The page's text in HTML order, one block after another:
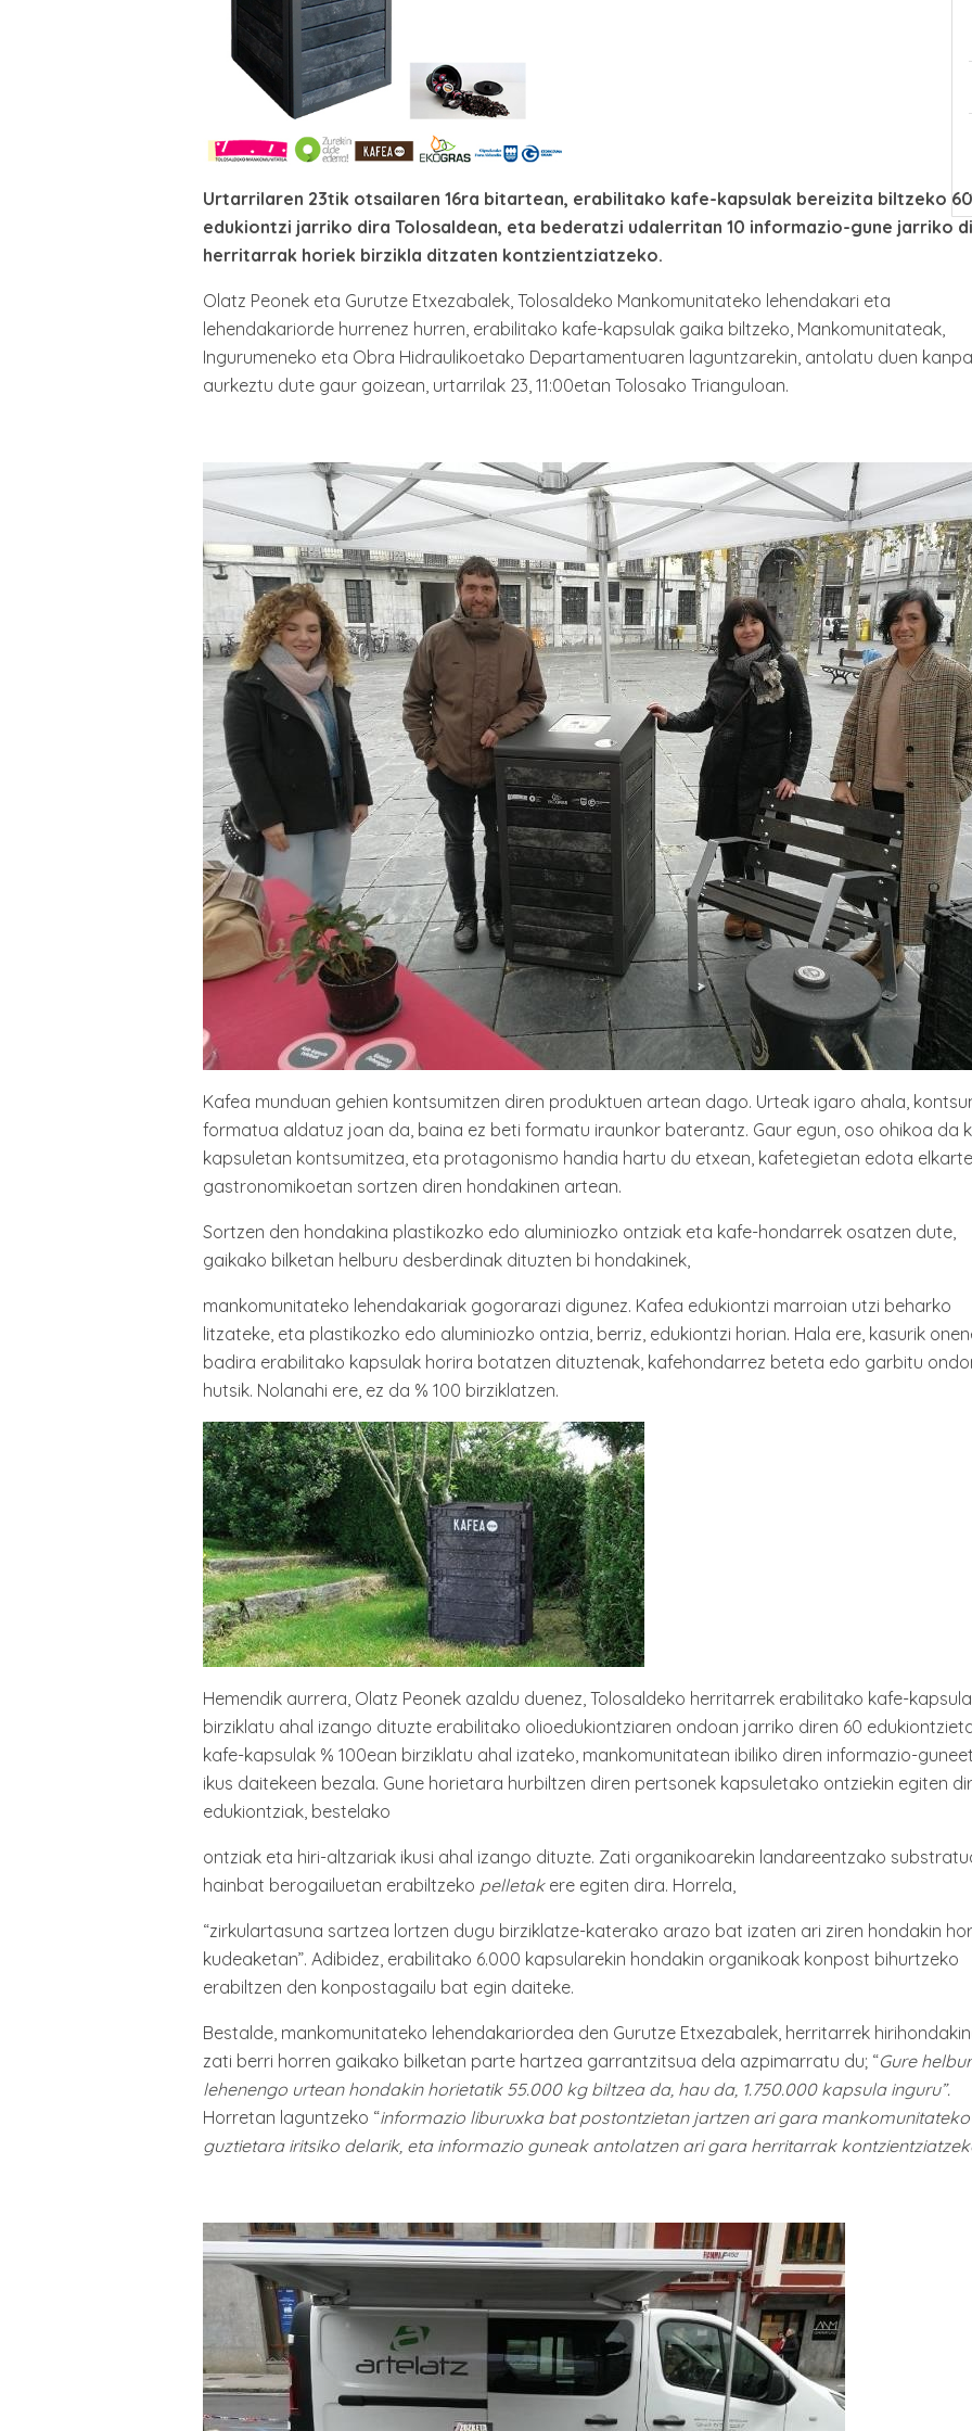
Urtarrilaren 23tik otsailaren 16ra bitartean, erabilitako kafe-kapsulak bereizita biltzeko 60
edukiontzi jarriko dira Tolosaldean, eta bederatzi udalerritan 10 informazio-gune jarriko
herritarrak horiek birzikla ditzaten kontzientziatzeko.
Olatz Peonek eta Gurutze Etxezabalek, Tolosaldeko Mankomunitateko lehendakari eta
lehendakariorde hurrenez hurren, erabilitako kafe-kapsulak gaika biltzeko, Mankomunitateak,
Ingurumeneko eta Obra Hidraulikoetako Departamentuaren laguntzarekin, antolatu duen
aurkeztu dute gaur goizean, urtarrilak 23, 11:00etan Tolosako Trianguloan.
Kafea munduan gehien kontsumitzen diren produktuen artean dago. Urteak igaro ahala,
formatua aldatuz joan da, baina ez beti formatu iraunkor baterantz. Gaur egun, oso ohikoa da
kapsuletan kontsumitzea, eta protagonismo handia hartu du etxean, kafetegietan edota elkarte
gastronomikoetan sortzen diren hondakinen artean.
Sortzen den hondakina plastikozko edo aluminiozko ontziak eta kafe-hondarrek osatzen dute,
gaikako bilketan helburu desberdinak dituzten bi hondakinek,
mankomunitateko lehendakariak gogorarazi digunez. Kafea edukiontzi marroian utzi beharko
litzateke, eta plastikozko edo aluminiozko ontzia, berriz, edukiontzi horian. Hala ere, kasurik
badira erabilitako kapsulak horira botatzen dituztenak, kafehondarrez beteta edo garbitu
hutsik. Nolanahi ere, ez da % 100 birziklatzen.
Hemendik aurrera, Olatz Peonek azaldu duenez, Tolosaldeko herritarrek erabilitako kafe-
birziklatu ahal izango dituzte erabilitako olioedukiontziaren ondoan jarriko diren 60
kafe-kapsulak % 100ean birziklatu ahal izateko, mankomunitatean ibiliko diren informazio-
ikus daitekeen bezala. Gune horietara hurbiltzen diren pertsonek kapsuletako ontziekin egiten
edukiontziak, bestelako
ontziak eta hiri-altzariak ikusi ahal izango dituzte. Zati organikoarekin landareentzako
hainbat berogailuetan erabiltzeko pelletakere egiten dira. Horrela,
“zirkulartasuna sartzea lortzen dugu birziklatze-katerako arazo bat izaten ari ziren hondakin
kudeaketan”. Adibidez, erabilitako 6.000 kapsularekin hondakin organikoak konpost bihurtzeko
erabiltzen den konpostagailu bat egin daiteke.
Bestalde, mankomunitateko lehendakariordea den Gurutze Etxezabalek, herritarrek
zati berri horren gaikako bilketan parte hartzea garrantzitsua dela azpimarratu du; “Gure
lehenengo urtean hondakin horietatik 55.000 kg biltzea da, hau da, 1.750.000 kapsula inguru”.
Horretan laguntzeko “informazio liburuxka bat postontzietan jartzen ari gara
guztietara iritsiko delarik, eta informazio guneak antolatzen ari gara herritarrak